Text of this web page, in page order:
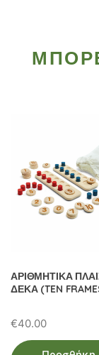
ΑΡΙΘΜΗΤΙΚΑ
ΔΕΚΑ (TEN
€40.00